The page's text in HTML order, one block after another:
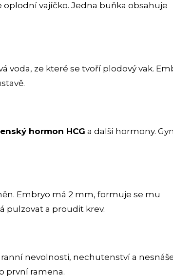
vajíčko. Jedna buňka obsahuje
voda, ze které se tvoří plodový vak.
hormon HCG a další hormony.
Embryo má 2 mm, formuje se mu
pulzovat a proudit krev.
nevolnosti, nechutenství a
první ramena.